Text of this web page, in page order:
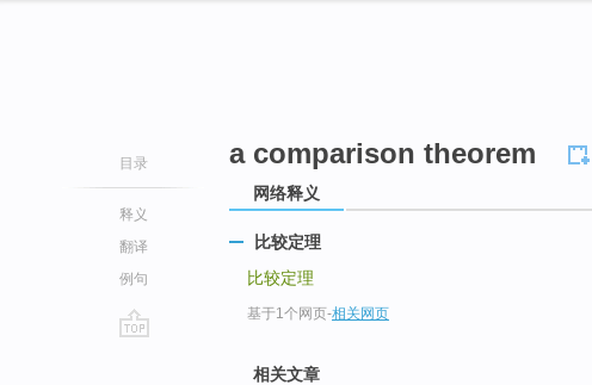
目录
释义
翻译
例句
a comparison theorem
网络释义
比较定理
比较定理
基于1个网页-相关网页
相关文章